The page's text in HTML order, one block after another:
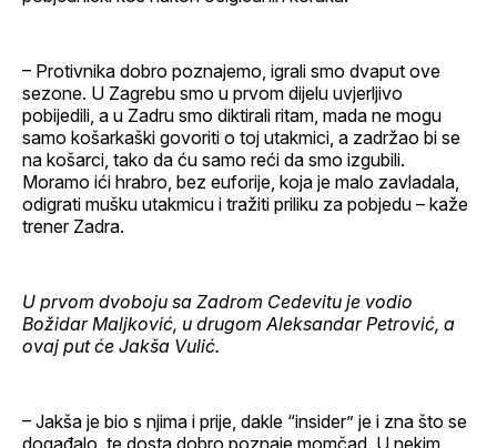
– Protivnika dobro poznajemo, igrali smo dvaput ove
sezone. U Zagrebu smo u prvom dijelu uvjerljivo
pobijedili, a u Zadru smo diktirali ritam, mada ne mogu
samo košarkaški govoriti o toj utakmici, a zadržao bi se
na košarci, tako da ću samo reći da smo izgubili.
Moramo ići hrabro, bez euforije, koja je malo zavladala,
odigrati mušku utakmicu i tražiti priliku za pobjedu – kaže
trener Zadra.
U prvom dvoboju sa Zadrom Cedevitu je vodio
Božidar Maljković, u drugom Aleksandar Petrović, a
ovaj put će Jakša Vulić.
– Jakša je bio s njima i prije, dakle “insider” je i zna što se
događalo, te dosta dobro poznaje momčad. U nekim